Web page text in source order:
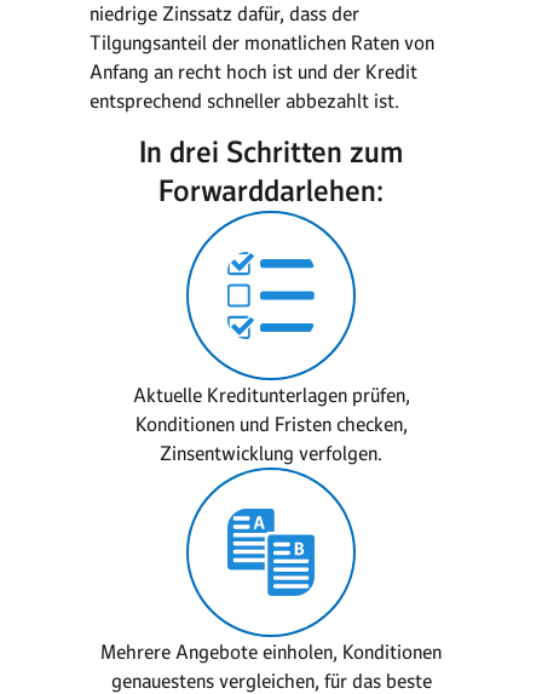
niedrige Zinssatz dafür, dass der
Tilgungsanteil der monatlichen Raten von
Anfang an recht hoch ist und der Kredit
entsprechend schneller abbezahlt ist.
In drei Schritten zum
Forwarddarlehen:
Aktuelle Kreditunterlagen prüfen,
Konditionen und Fristen checken,
Zinsentwicklung verfolgen.
Mehrere Angebote einholen, Konditionen
genauestens vergleichen, für das beste